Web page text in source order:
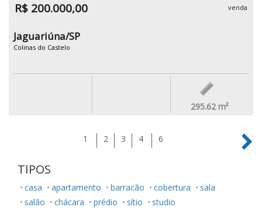
R$ 200.000,00 venda
Jaguariúna/SP
Colinas do Castelo
295.62 m²
1 2 3 4 6
TIPOS
casa apartamento barracão cobertura
sala
salão
chácara prédio sítio studio